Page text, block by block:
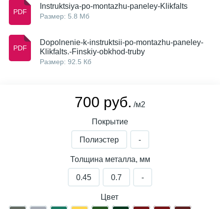
Instruktsiya-po-montazhu-paneley-Klikfalts
Размер: 5.8 Мб
Dopolnenie-k-instruktsii-po-montazhu-paneley-
Klikfalts.-Finskiy-obkhod-truby
Размер: 92.5 Кб
700 руб. /м2
Покрытие
Полиэстер -
Толщина металла, мм
0.45 0.7 -
Цвет